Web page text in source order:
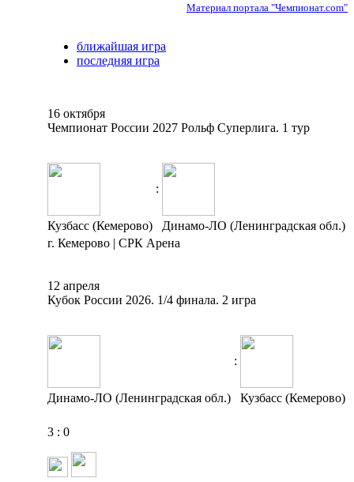
Материал портала "Чемпионат.com"
ближайшая игра
последняя игра
16 октября
Чемпионат России 2027 Рольф Суперлига. 1 тур
:
Кузбасс (Кемерово)
Динамо-ЛО (Ленинградская обл.)
г. Кемерово | СРК Арена
12 апреля
Кубок России 2026. 1/4 финала. 2 игра
:
Динамо-ЛО (Ленинградская обл.) Кузбасс (Кемерово)
3 : 0